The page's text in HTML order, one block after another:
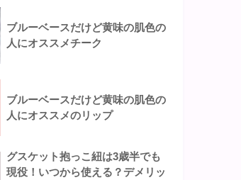
ブルーベースだけど黄味の肌色の
人にオススメチーク
ブルーベースだけど黄味の肌色の
人にオススメのリップ
グスケット抱っこ紐は3歳半でも
現役！いつから使える？デメリッ